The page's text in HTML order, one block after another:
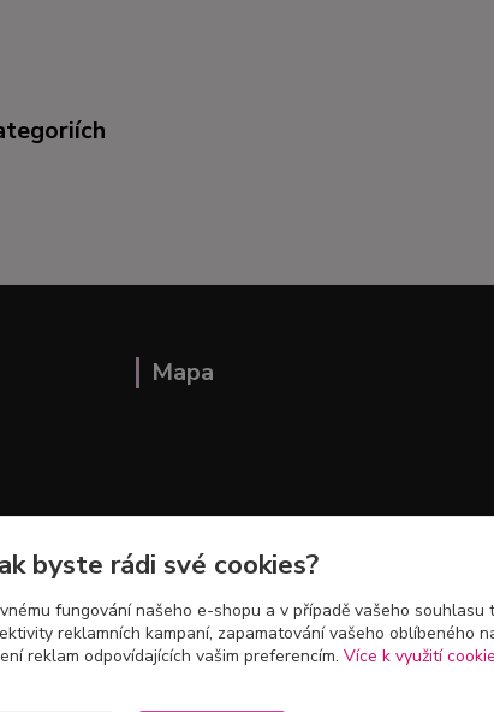
Mapa
byste rádi své cookies?
fungování našeho e-shopu a v případě vašeho souhlasu
reklamních kampaní, zapamatování vašeho oblíbeného
reklam odpovídajících vašim preferencím. Více k využití